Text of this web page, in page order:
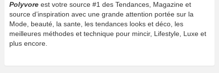
Polyvore est votre source #1 des Tendances, Magazine et
source d’inspiration avec une grande attention portée sur la
Mode, beauté, la sante, les tendances looks et déco, les
meilleures méthodes et technique pour mincir, Lifestyle, Luxe et
plus encore.